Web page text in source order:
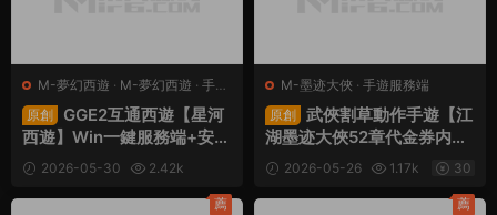
M-夢幻西遊 · M-夢幻西遊 · 手遊
服務端 · 端遊服務端
原創
GGE2互通西遊【星河
西遊】Win一鍵服務端+安卓
蘋果PC三端+全套源碼+視
頻架設教程
2026-05-30
2.42k
M-墨迹大俠 · 手遊服務端
原創
武俠割草動作手遊【江
湖墨迹大俠52章代金券内購
版】Linux手工服務端+本地
注冊驗證+CDK授權後台+安
卓蘋果雙端+視頻架設教程
2026-05-26 1.17k 30
薦 薦